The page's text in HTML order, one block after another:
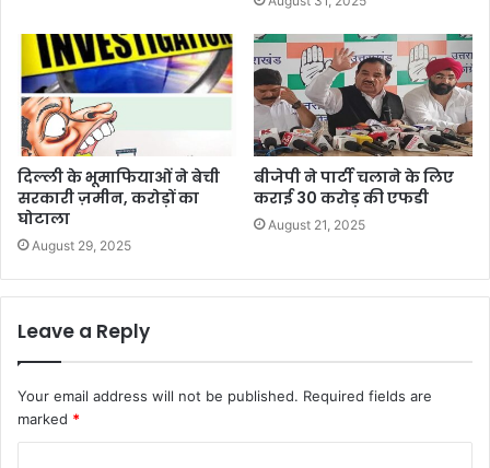
दिल्ली के भूमाफियाओं ने बेची
सरकारी ज़मीन, करोड़ों का
घोटाला
August 29, 2025
बीजेपी ने पार्टी चलाने के लिए
कराई 30 करोड़ की एफडी
August 21, 2025
Leave a Reply
Your email address will not be published. Required fields are
marked *